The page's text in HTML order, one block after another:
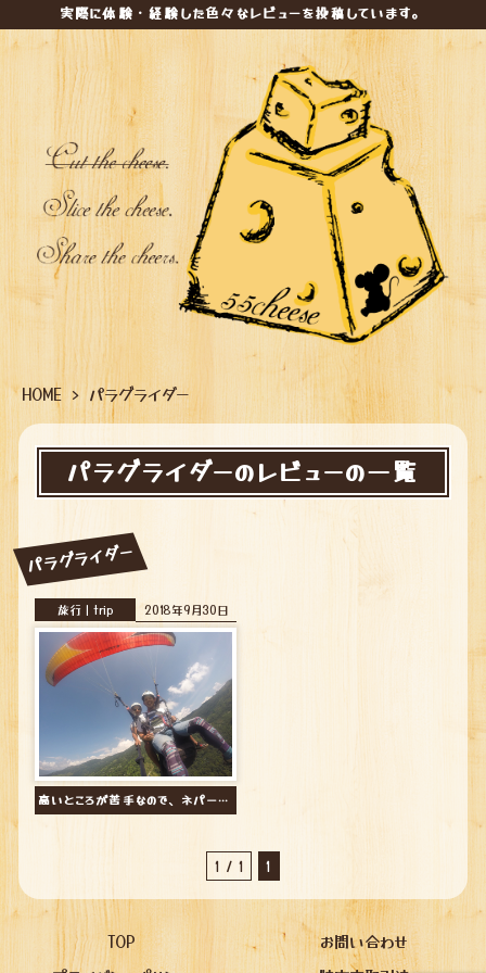
実際に体験・経験した色々なレビューを投稿しています。
HOME > パラグライダー
パラグライダーのレビューの一覧
パラグライダー
旅行｜trip 2018年9月30日
高いところが苦手なので、ネパールのヒマラヤでパラグライダーしてみた
1 / 1 1
TOP
お問い合わせ